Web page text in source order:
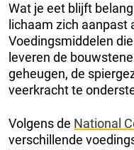
Wat je eet blijft
lichaam zich aanpast
Voedingsmiddelen
leveren de
geheugen, de
veerkracht te
Volgens de National
verschillende